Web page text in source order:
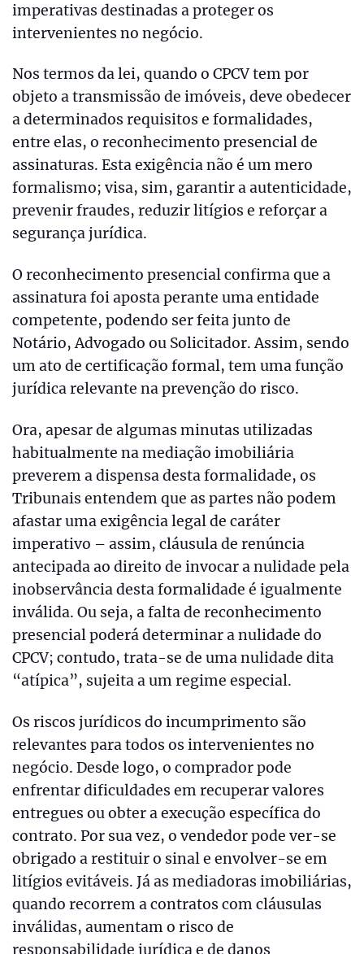
imperativas destinadas a proteger os
intervenientes no negócio.
Nos termos da lei, quando o CPCV tem por
objeto a transmissão de imóveis, deve obedecer
a determinados requisitos e formalidades,
entre elas, o reconhecimento presencial de
assinaturas. Esta exigência não é um mero
formalismo; visa, sim, garantir a autenticidade,
prevenir fraudes, reduzir litígios e reforçar a
segurança jurídica.
O reconhecimento presencial confirma que a
assinatura foi aposta perante uma entidade
competente, podendo ser feita junto de
Notário, Advogado ou Solicitador. Assim, sendo
um ato de certificação formal, tem uma função
jurídica relevante na prevenção do risco.
Ora, apesar de algumas minutas utilizadas
habitualmente na mediação imobiliária
preverem a dispensa desta formalidade, os
Tribunais entendem que as partes não podem
afastar uma exigência legal de caráter
imperativo – assim, cláusula de renúncia
antecipada ao direito de invocar a nulidade pela
inobservância desta formalidade é igualmente
inválida. Ou seja, a falta de reconhecimento
presencial poderá determinar a nulidade do
CPCV; contudo, trata-se de uma nulidade dita
“atípica”, sujeita a um regime especial.
Os riscos jurídicos do incumprimento são
relevantes para todos os intervenientes no
negócio. Desde logo, o comprador pode
enfrentar dificuldades em recuperar valores
entregues ou obter a execução específica do
contrato. Por sua vez, o vendedor pode ver-se
obrigado a restituir o sinal e envolver-se em
litígios evitáveis. Já as mediadoras imobiliárias,
quando recorrem a contratos com cláusulas
inválidas, aumentam o risco de
responsabilidade jurídica e de danos